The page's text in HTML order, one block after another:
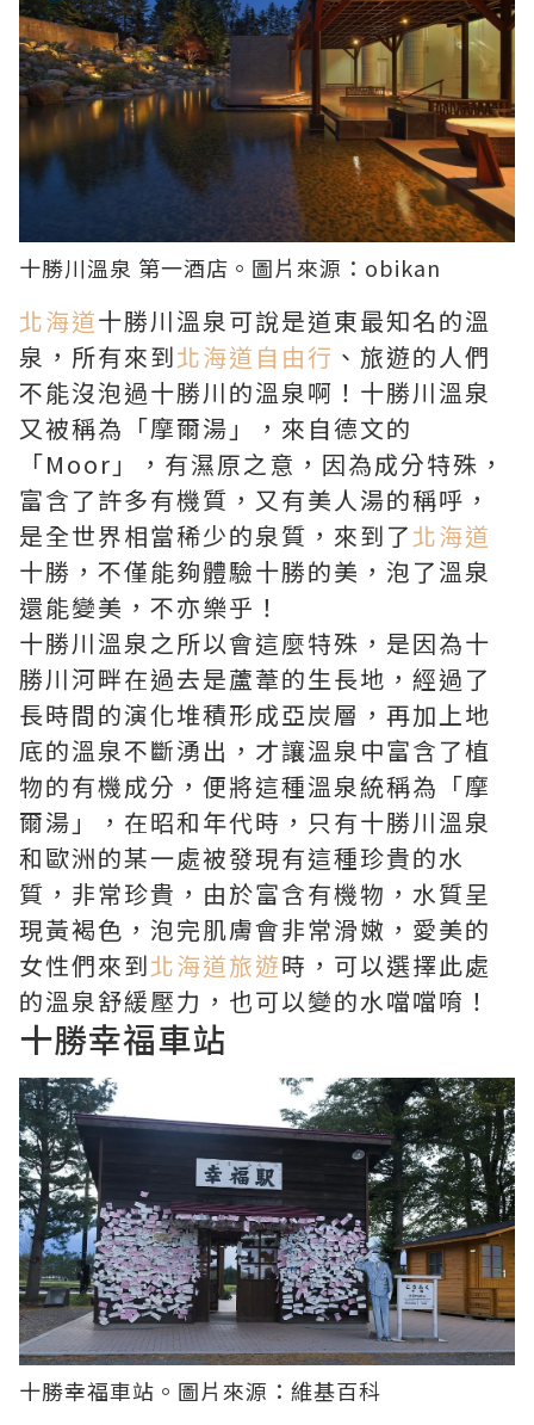
十勝川溫泉 第一酒店。圖片來源： obikan
北海道十勝川溫泉可說是道東最知名的溫
泉，所有來到北海道自由行 、旅遊的人們
不能沒泡過十勝川的溫泉啊！十勝川溫泉
又被稱為「摩爾湯」，來自德文的
「Moor」，有濕原之意，因為成分特殊，
富含了許多有機質，又有美人湯的稱呼，
是全世界相當稀少的泉質，來到了北海道
十勝，不僅能夠體驗十勝的美，泡了溫泉
還能變美，不亦樂乎！
十勝川溫泉之所以會這麼特殊，是因為十
勝川河畔在過去是蘆葦的生長地，經過了
長時間的演化堆積形成亞炭層，再加上地
底的溫泉不斷湧出，才讓溫泉中富含了植
物的有機成分，便將這種溫泉統稱為「摩
爾湯」，在昭和年代時，只有十勝川溫泉
和歐洲的某一處被發現有這種珍貴的水
質，非常珍貴，由於富含有機物，水質呈
現黃褐色，泡完肌膚會非常滑嫩，愛美的
女性們來到北海道旅遊時，可以選擇此處
的溫泉舒緩壓力，也可以變的水噹噹唷！
十勝幸福車站
十勝幸福車站。圖片來源： 維基百科